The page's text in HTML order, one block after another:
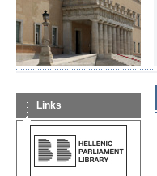
Links